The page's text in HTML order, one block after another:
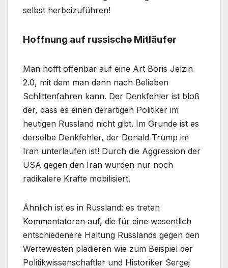
selbst herbeizuführen!
Hoffnung auf russische Mitläufer
Man hofft offenbar auf eine Art Boris Jelzin
2.0, mit dem man dann nach Belieben
Schlittenfahren kann. Der Denkfehler ist bloß
der, dass es einen derartigen Politiker im
heutigen Russland nicht gibt. Im Grunde ist es
derselbe Denkfehler, der Donald Trump im
Iran unterlaufen ist! Durch die Aggression der
USA gegen den Iran wurden nur noch
radikalere Kräfte mobilisiert.
Ähnlich ist es in Russland: es treten
Kommentatoren auf, die für eine wesentlich
entschiedenere Haltung Russlands gegen den
Wertewesten plädieren wie zum Beispiel der
Politikwissenschaftler und Historiker Sergej